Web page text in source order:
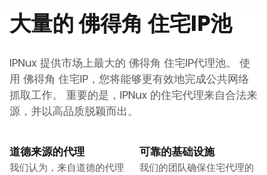
大量的佛得角 住宅IP池
IPNux 提供市场上最大的 佛得角 住宅IP代理池。 使
用 佛得角 住宅IP，您将能够更有效地完成公共网络
抓取工作。 重要的是，IPNux 的住宅代理来自合法来
源，并以高品质脱颖而出。
道德来源的代理
我们认为，来自道德的代理
可靠的基础设施
我们的团队确保住宅代理的